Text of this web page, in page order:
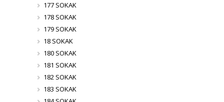
177 SOKAK
178 SOKAK
179 SOKAK
18 SOKAK
180 SOKAK
181 SOKAK
182 SOKAK
183 SOKAK